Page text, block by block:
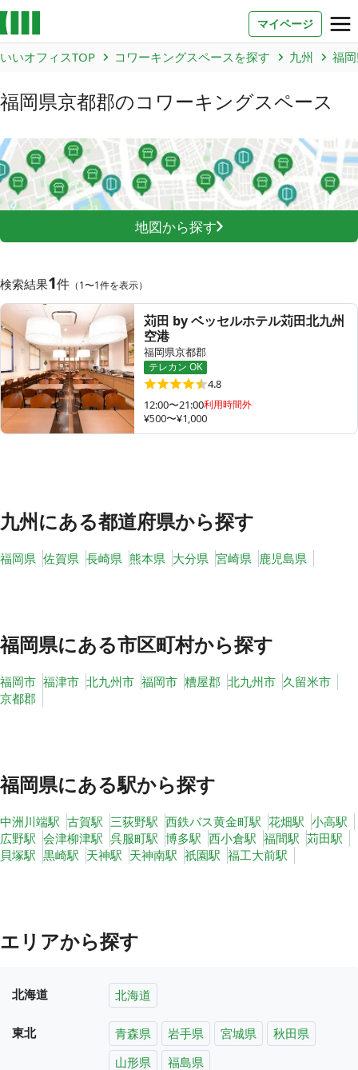
マイページ
よくあるご質問
法人での利用
いいオフィス（コワーキングスペース）
いい会議室（会議室専用スペース）
FCオーナー募集
コワーキング運営DXシステム
E Solution
その他
いいオフィスTOP コワーキングスペースを探す 九州 福
福岡県京都郡のコワーキングスペース
地図から探す
検索結果1件 （1〜1件を表示）
苅田 by ベッセルホテル苅田北九州
空港
福岡県京都郡
テレカン OK
4.8
12:00〜21:00利用時間外
¥500〜¥1,000
九州にある都道府県から探す
福岡県 佐賀県 長崎県 熊本県 大分県 宮崎県 鹿児島県
福岡県にある市区町村から探す
福岡市 福津市 北九州市 福岡市 糟屋郡 北九州市 久留米市
京都郡
福岡県にある駅から探す
中洲川端駅 古賀駅 三荻野駅 西鉄バス黄金町駅 花畑駅 小高駅
広野駅 会津柳津駅 呉服町駅 博多駅 西小倉駅 福間駅 苅田駅
貝塚駅 黒崎駅 天神駅 天神南駅 祇園駅 福工大前駅
エリアから探す
北海道 北海道
東北 青森県 岩手県 宮城県
秋田県
山形県
福島県